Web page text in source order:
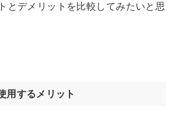
とデメリットを比較してみたいと思
用するメリット